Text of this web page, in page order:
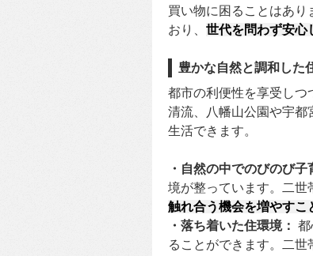
買い物に困ることはあり
おり、 世代を問わず安心
豊かな自然と調和した
都市の利便性を享受しつ
清流、八幡山公園や宇都
生活できます。
・自然の中でのびのび子
境が整っています。二世
触れ合う機会を増やすこ
・落ち着いた住環境： 都
ることができます。二